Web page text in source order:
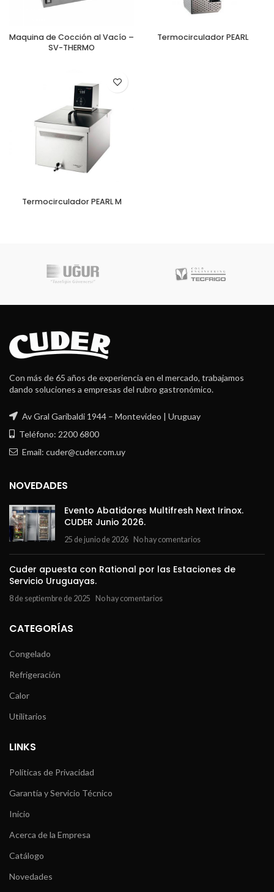
Maquina de Cocción al Vacío –
SV-THERMO
Termocirculador PEARL
Termocirculador PEARL M
Con más de 65 años de experiencia en el mercado, trabajamos
dando soluciones a empresas del rubro gastronómico.
Av Gral Garibaldi 1944 – Montevideo | Uruguay
Teléfono: 2200 6800
Email: cuder@cuder.com.uy
NOVEDADES
Evento Abatidores Multifresh Next Irinox.
CUDER Junio 2026.
25 de junio de 2026 No hay comentarios
Cuder apuesta con Rational por las Estaciones de
Servicio Uruguayas.
8 de septiembre de 2025 No hay comentarios
CATEGORÍAS
Congelado
Refrigeración
Calor
Utilitarios
LINKS
Políticas de Privacidad
Garantía y Servicio Técnico
Inicio
Acerca de la Empresa
Catálogo
Novedades